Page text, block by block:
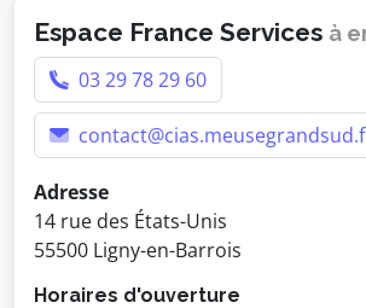
Espace France Services à
03 29 78 29 60
Adresse
14 rue des États-Unis
55500 Ligny-en-Barrois
Horaires d'ouverture